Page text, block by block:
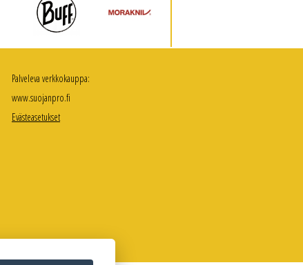
Palveleva verkkokauppa:
www.suojanpro.fi
Evästeasetukset